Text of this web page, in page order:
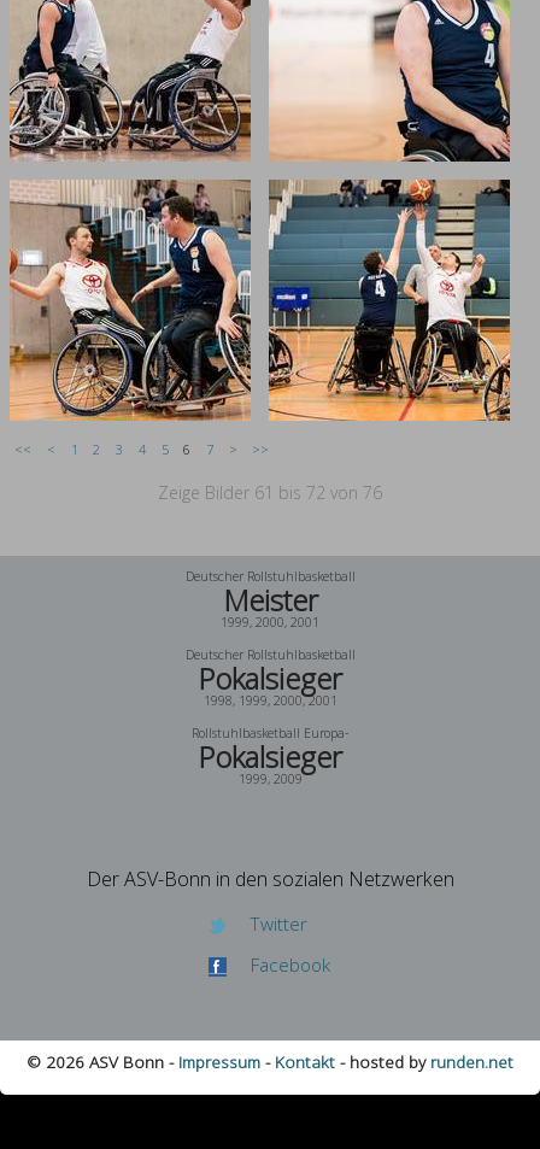
<< < 1 2 3 4 5 6 7 > >>
Zeige Bilder 61 bis 72 von 76
Deutscher Rollstuhlbasketball
Meister
1999, 2000, 2001
Deutscher Rollstuhlbasketball
Pokalsieger
1998, 1999, 2000, 2001
Rollstuhlbasketball Europa-
Pokalsieger
1999, 2009
Der ASV-Bonn in den sozialen Netzwerken
Twitter
Facebook
© 2026 ASV Bonn - Impressum - Kontakt - hosted by runden.net